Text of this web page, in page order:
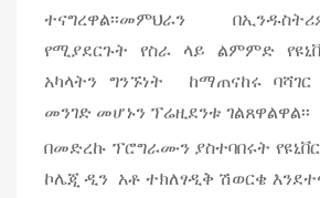
ተናግረዋል፡፡መምህራን
የሚያደርጉት የስራ ላይ ልምምድ
አካላትን ግንኙነት ከማጠናከሩ
መንገድ መሆኑን ፕሬዚደንቱ ገልጸዋልዋል፡፡
በመድረኩ ፕሮግራሙን ያስተባበሩት
ኮሌጂ ዲን አቶ ተክለፃዲቅ ሽወርቄ